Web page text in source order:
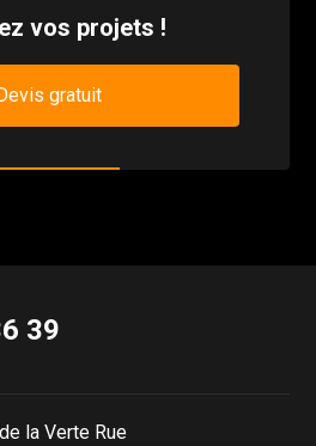
vos projets !
gratuit
39
la Verte Rue